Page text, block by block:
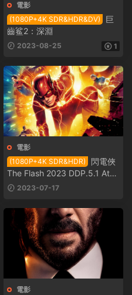
電影
(1080P+4K SDR&HDR&DV)
巨
齒鲨2：深淵
2023-08-25 1
電影
(1080P+4K SDR&HDR)
閃電俠
The Flash 2023 DDP.5.1 Atm
os 2023-07-17
電影